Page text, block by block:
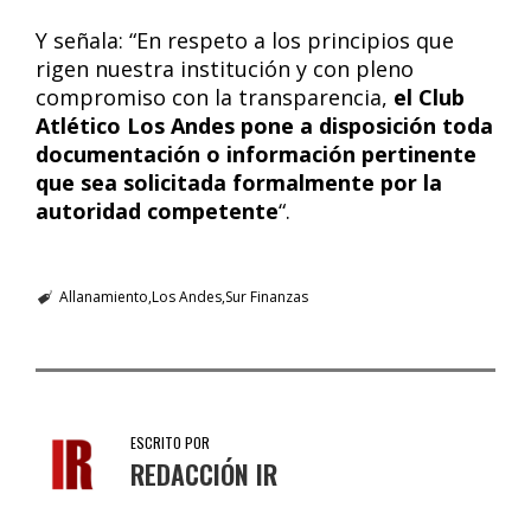
Y señala: “En respeto a los principios que
rigen nuestra institución y con pleno
compromiso con la transparencia, el Club
Atlético Los Andes pone a disposición toda
documentación o información pertinente
que sea solicitada formalmente por la
autoridad competente“.
Allanamiento Los AndesSur Finanzas
ESCRITO POR
REDACCIÓN IR